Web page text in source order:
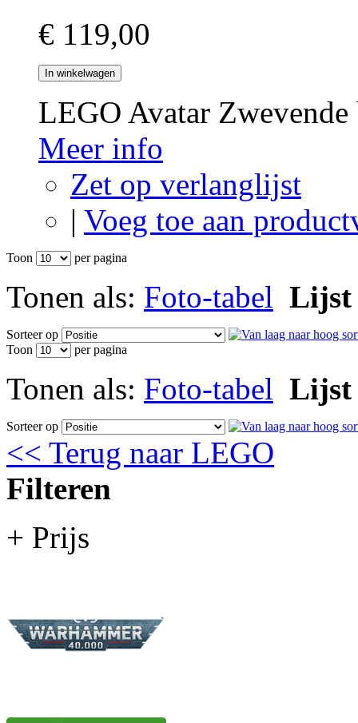
€ 119,00
In winkelwagen
LEGO Avatar
Meer info
Zet op verlanglijst
| Voeg toe aan
Toon per pagina
Tonen als: Foto-tabel Lijst
Sorteer op
Toon
per pagina
Tonen als: Foto-tabel Lijst
Sorteer op
<< Terug naar LEGO
Filteren
+ Prijs